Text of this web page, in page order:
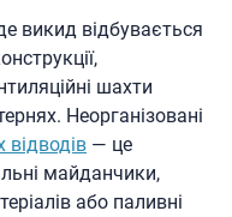
викид відбувається
шахти
Неорганізовані
відводів — це
майданчики,
або паливні